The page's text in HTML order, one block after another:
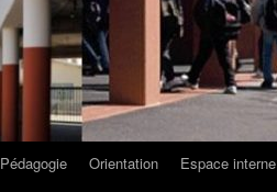
Pédagogie Orientation Espace interne